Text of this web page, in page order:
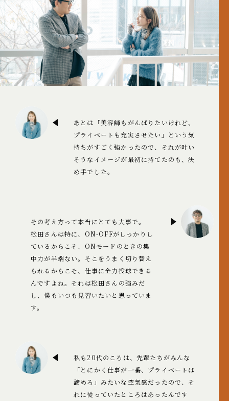
あとは「美容師もがんばりたいけれど、
プライベートも充実させたい」という気
持ちがすごく強かったので、それが叶い
そうなイメージが最初に持てたのも、決
め手でした。
その考え方って本当にとても大事で。
松田さんは特に、ON-OFFがしっかりし
ているからこそ、ONモードのときの集
中力が半端ない。そこをうまく切り替え
られるからこそ、仕事に全力投球できる
んですよね。それは松田さんの強みだ
し、僕もいつも見習いたいと思っていま
す。
私も20代のころは、先輩たちがみんな
「とにかく仕事が一番、プライベートは
諦めろ」みたいな空気感だったので、そ
れに従っていたところはあったんです